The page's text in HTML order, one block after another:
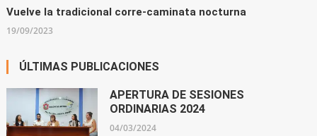
Vuelve la tradicional corre-caminata nocturna
19/09/2023
ÚLTIMAS PUBLICACIONES
APERTURA DE SESIONES
ORDINARIAS 2024
04/03/2024